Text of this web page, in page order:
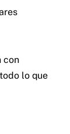
con
lo que